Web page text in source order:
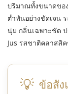
ปริมาณทั้งขนาดของ
ต่ำพันอย่างชัดเจน
นุ่ม กลิ่นเฉพาะชัด
Jus รสชาติคลาสสิ
💡 ข้อสัง